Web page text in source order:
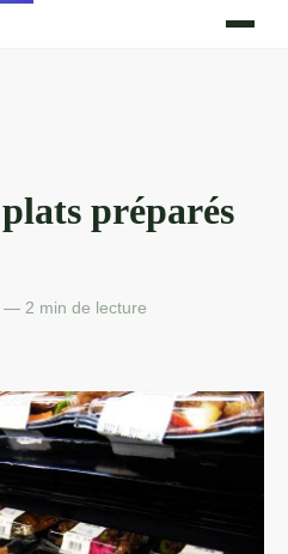
préparés
2 min de lecture